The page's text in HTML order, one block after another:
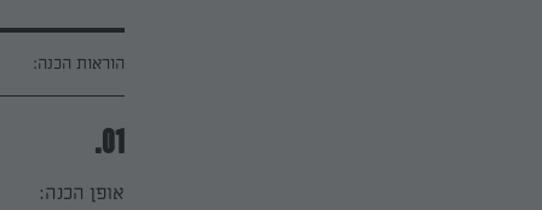
הוראות הכנה:
01.
אופן הכנה: